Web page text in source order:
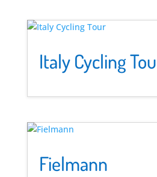
Italy Cycling
Fielmann